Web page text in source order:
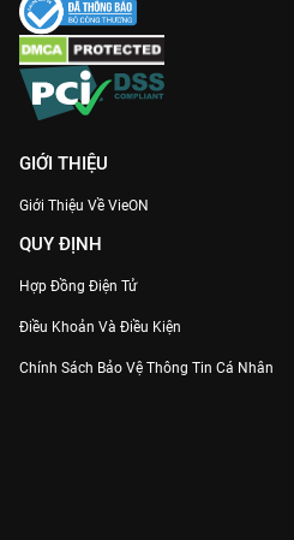
GIỚI THIỆU
Giới Thiệu Về VieON
QUY ĐỊNH
Hợp Đồng Điện Tử
Điều Khoản Và Điều Kiện
Chính Sách Bảo Vệ Thông Tin Cá Nhân